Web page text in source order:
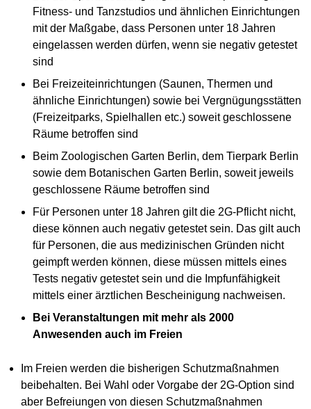
Fitness- und Tanzstudios und ähnlichen Einrichtungen
mit der Maßgabe, dass Personen unter 18 Jahren
eingelassen werden dürfen, wenn sie negativ getestet
sind
Bei Freizeiteinrichtungen (Saunen, Thermen und
ähnliche Einrichtungen) sowie bei Vergnügungsstätten
(Freizeitparks, Spielhallen etc.) soweit geschlossene
Räume betroffen sind
Beim Zoologischen Garten Berlin, dem Tierpark Berlin
sowie dem Botanischen Garten Berlin, soweit jeweils
geschlossene Räume betroffen sind
Für Personen unter 18 Jahren gilt die 2G-Pflicht nicht,
diese können auch negativ getestet sein. Das gilt auch
für Personen, die aus medizinischen Gründen nicht
geimpft werden können, diese müssen mittels eines
Tests negativ getestet sein und die Impfunfähigkeit
mittels einer ärztlichen Bescheinigung nachweisen.
Bei Veranstaltungen mit mehr als 2000
Anwesenden auch im Freien
Im Freien werden die bisherigen Schutzmaßnahmen
beibehalten. Bei Wahl oder Vorgabe der 2G-Option sind
aber Befreiungen von diesen Schutzmaßnahmen